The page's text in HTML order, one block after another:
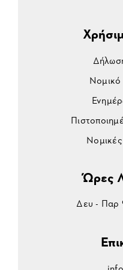
ΑΓΓΕΛΑΚΗ
Greece, ΣΗΤΕΙΑ 723
Ώρες
Δευ - Παρ